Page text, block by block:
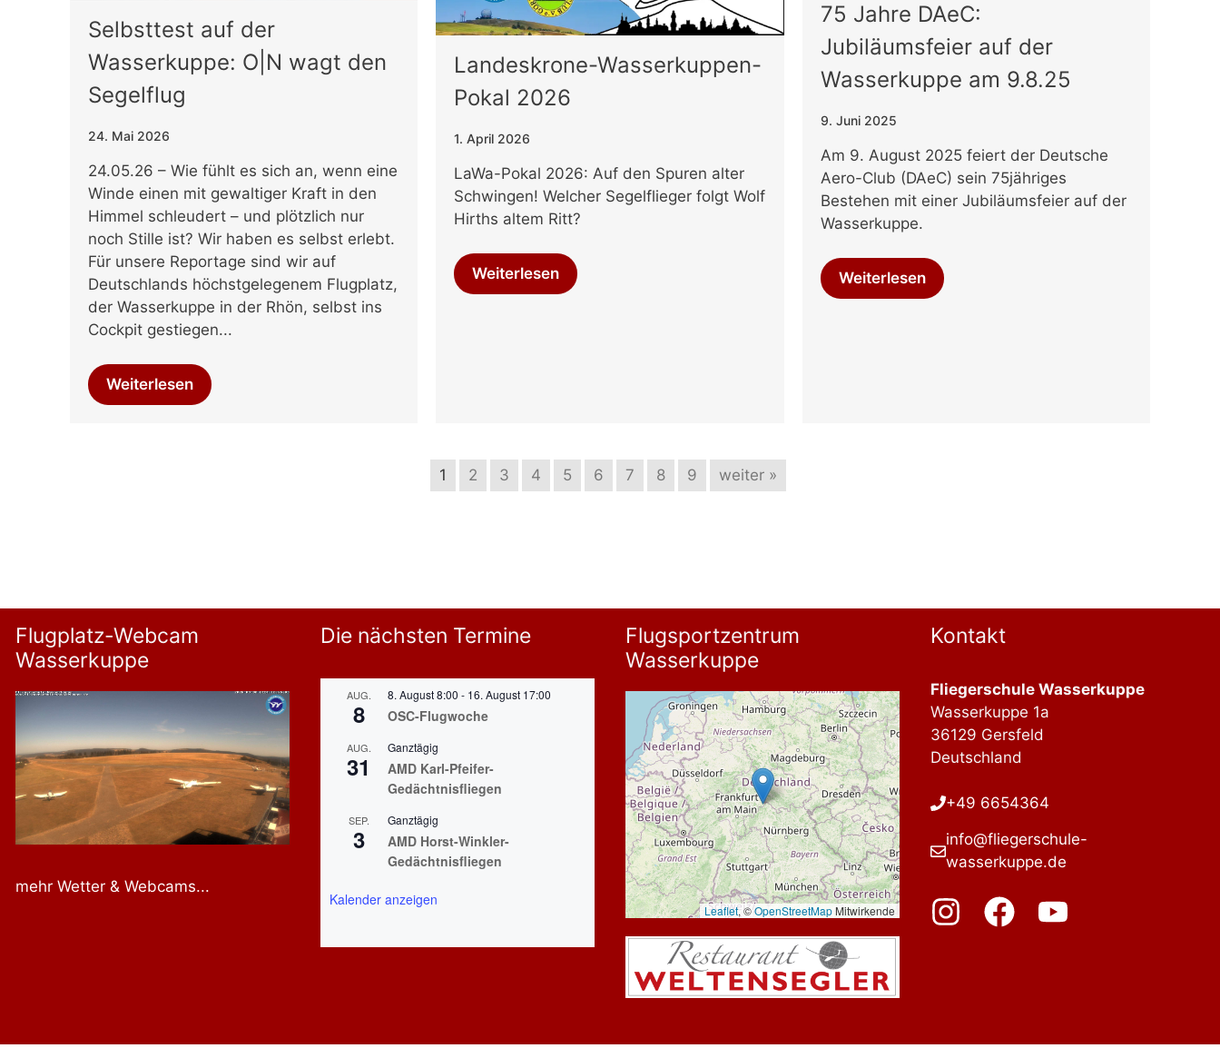
Selbsttest auf der
Wasserkuppe: O|N wagt den
Segelflug
24. Mai 2026
24.05.26 – Wie fühlt es sich an, wenn eine
Winde einen mit gewaltiger Kraft in den
Himmel schleudert – und plötzlich nur
noch Stille ist? Wir haben es selbst erlebt.
Für unsere Reportage sind wir auf
Deutschlands höchstgelegenem Flugplatz,
der Wasserkuppe in der Rhön, selbst ins
Cockpit gestiegen...
Weiterlesen
Landeskrone-Wasserkuppen-
Pokal 2026
1. April 2026
LaWa-Pokal 2026: Auf den Spuren alter
Schwingen! Welcher Segelflieger folgt Wolf
Hirths altem Ritt?
Weiterlesen
75 Jahre DAeC:
Jubiläumsfeier auf der
Wasserkuppe am 9.8.25
9. Juni 2025
Am 9. August 2025 feiert der Deutsche
Aero-Club (DAeC) sein 75jähriges
Bestehen mit einer Jubiläumsfeier auf der
Wasserkuppe.
Weiterlesen
1 2 3 4 5 6 7 8 9 weiter »
Flugplatz-Webcam
Wasserkuppe
mehr Wetter & Webcams...
Die nächsten Termine
AUG.
8
8. August 8:00 - 16. August 17:00
OSC-Flugwoche
AUG.
31
Ganztägig
AMD Karl-Pfeifer-
Gedächtnisfliegen
SEP.
3
Ganztägig
AMD Horst-Winkler-
Gedächtnisfliegen
Kalender anzeigen
Flugsportzentrum
Wasserkuppe
Leaflet, ©OpenStreetMapMitwirkende
Kontakt
Fliegerschule Wasserkuppe
Wasserkuppe 1a
36129 Gersfeld
Deutschland
+49 6654364
info@fliegerschule-
wasserkuppe.de